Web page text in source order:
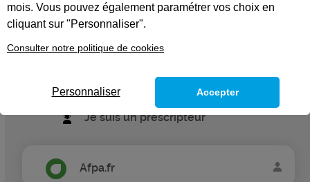
Je suis une entreprise
Je suis un prescripteur
Afpa.fr
mois. Vous pouvez également paramétrer vos choix en
cliquant sur "Personnaliser".
Consulter notre politique de cookies
Personnaliser Accepter